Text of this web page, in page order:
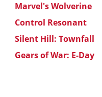
Marvel's Wolverine
Control Resonant
Silent Hill: Townfall
Gears of War: E-Day